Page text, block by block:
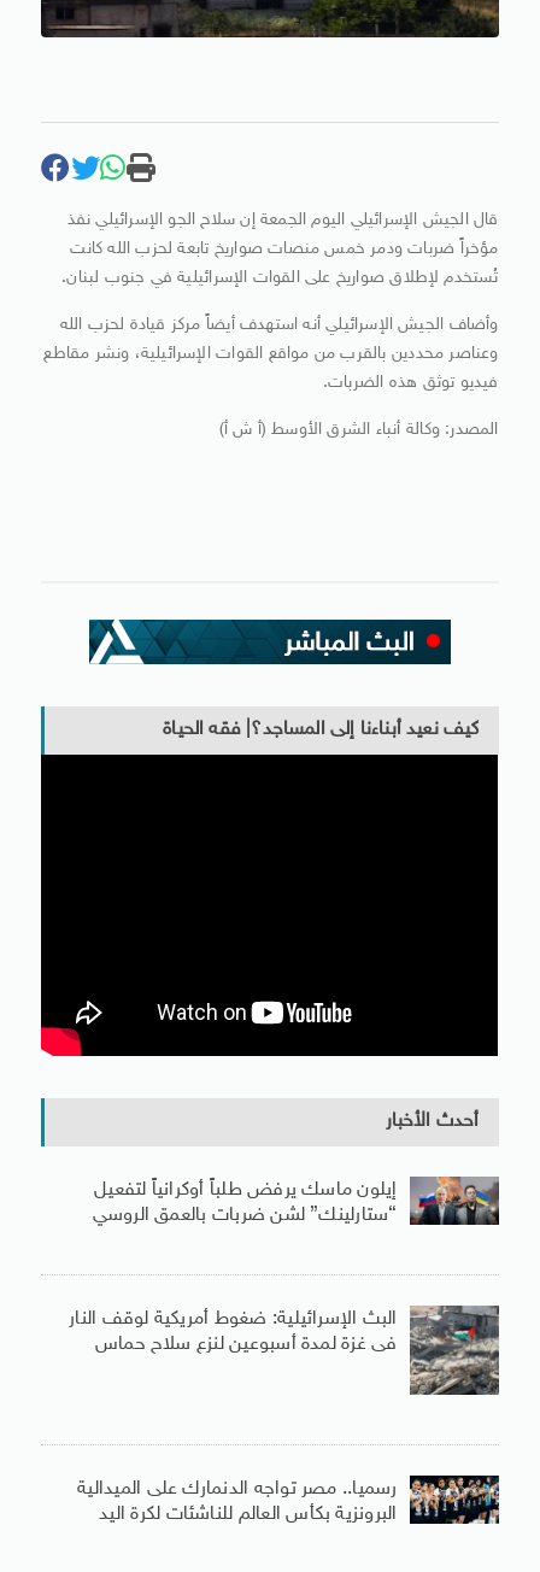
قال الجيش الإسرائيلي اليوم الجمعة إن سلاح الجو الإسرائيلي نفذ
مؤخراً ضربات ودمر خمس منصات صواريخ تابعة لحزب الله كانت
تُستخدم لإطلاق صواريخ على القوات الإسرائيلية في جنوب لبنان.
وأضاف الجيش الإسرائيلي أنه استهدف أيضاً مركز قيادة لحزب الله
وعناصر محددين بالقرب من مواقع القوات الإسرائيلية، ونشر مقاطع
فيديو توثق هذه الضربات.
المصدر: وكالة أنباء الشرق الأوسط (أ ش أ)
كيف نعيد أبناءنا إلى المساجد؟| فقه الحياة
أحدث الأخبار
إيلون ماسك يرفض طلباً أوكرانياً لتفعيل
“ستارلينك” لشن ضربات بالعمق الروسي
البث الإسرائيلية: ضغوط أمريكية لوقف النار
فى غزة لمدة أسبوعين لنزع سلاح حماس
رسميا.. مصر تواجه الدنمارك على الميدالية
البرونزية بكأس العالم للناشئات لكرة اليد